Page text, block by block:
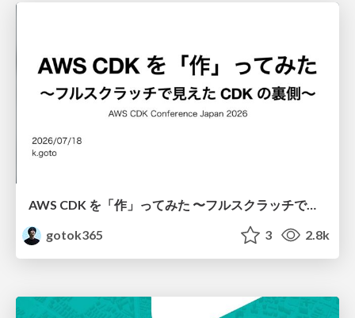
AWS CDK を「作」ってみた 〜フルスクラッチで見えた CDK の裏側〜 / aws-cdk-from-scratch
gotok365
3 2.8k